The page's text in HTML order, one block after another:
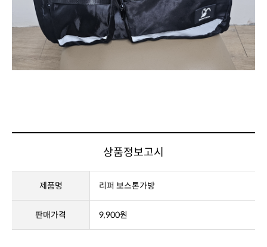
상품정보고시
제품명 리퍼 보스톤가방
판매가격 9,900원